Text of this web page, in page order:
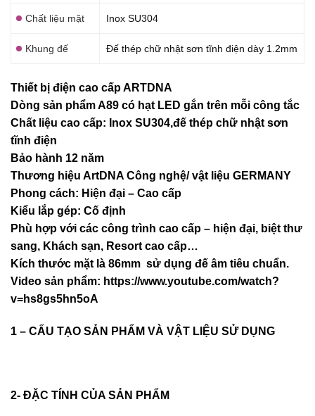
Chất liệu mặt Inox SU304
Khung đế Đế thép chữ nhật sơn tĩnh điện dày 1.2mm
Thiết bị điện cao cấp ARTDNA
Dòng sản phẩm A89 có hạt LED gắn trên mỗi công tắc
Chất liệu cao cấp: Inox SU304,đế thép chữ nhật sơn
tĩnh điện
Bảo hành 12 năm
Thương hiệu ArtDNA Công nghệ/ vật liệu GERMANY
Phong cách: Hiện đại – Cao cấp
Kiểu lắp gép: Cố định
Phù hợp với các công trình cao cấp – hiện đại, biệt thư
sang, Khách sạn, Resort cao cấp…
Kích thước mặt là 86mm sử dụng đế âm tiêu chuẩn.
Video sản phẩm: https://www.youtube.com/watch?
v=hs8gs5hn5oA
1 – CẤU TẠO SẢN PHẨM VÀ VẬT LIỆU SỬ DỤNG
2- ĐẶC TÍNH CỦA SẢN PHẨM